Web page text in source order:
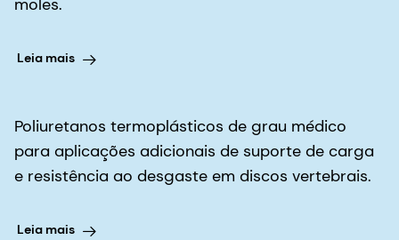
moles.
Leia mais
Poliuretanos termoplásticos de grau médico
para aplicações adicionais de suporte de carga
e resistência ao desgaste em discos vertebrais.
Leia mais